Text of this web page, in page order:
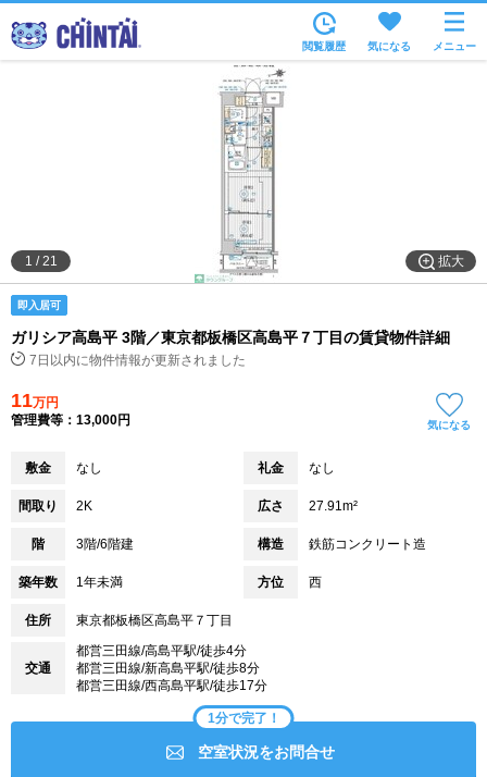
沿線・駅から
住所から
家賃相場から
通勤通学時間から
物件特集から
不動産会社から
閲覧履歴 気になる メニュー
拡大
1 /21
即入居可
ガリシア高島平 3階／東京都板橋区高島平７丁目の賃貸物件詳細
7日以内に物件情報が更新されました
11万円
管理費等：13,000円
気になる
敷金 なし 礼金 なし
間取り 2K 広さ 27.91m²
階 3階/6階建 構造 鉄筋コンクリート造
築年数 1年未満 方位 西
住所 東京都板橋区高島平７丁目
交通
都営三田線/高島平駅/徒歩4分
都営三田線/新高島平駅/徒歩8分
都営三田線/西高島平駅/徒歩17分
1分で完了！
空室状況をお問合せ